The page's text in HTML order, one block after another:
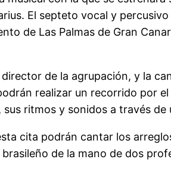
El septeto vocal y
de Las Palmas de Gran
de la agrupación, y la
realizar un recorrido por
sus ritmos y sonidos a través
cita podrán cantar los
de la mano de dos